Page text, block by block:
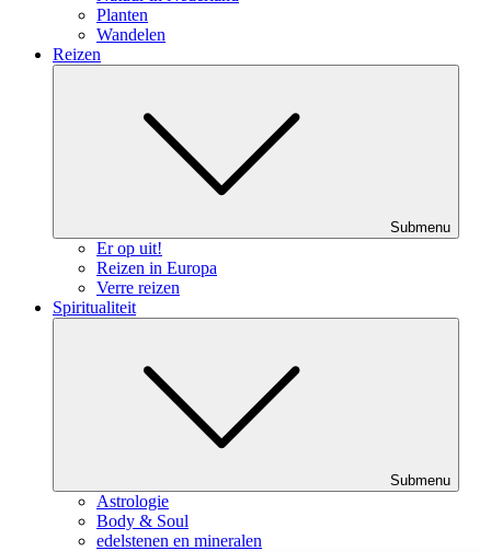
Planten
Wandelen
Reizen
Submenu
Er op uit!
Reizen in Europa
Verre reizen
Spiritualiteit
Submenu
Astrologie
Body & Soul
edelstenen en mineralen